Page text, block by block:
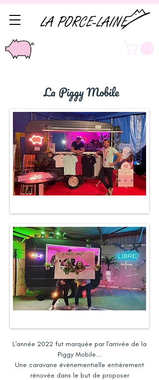
La Piggy Mobile
L'année 2022 fut marquée par l'arrivée de la
Piggy Mobile...
Une caravane évènementielle entièrement
rénovée dans le but de proposer